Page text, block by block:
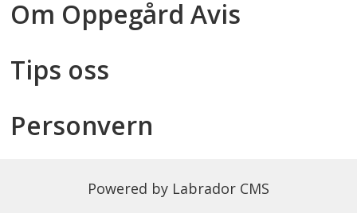
Om Oppegård Avis
Tips oss
Personvern
Powered by Labrador CMS